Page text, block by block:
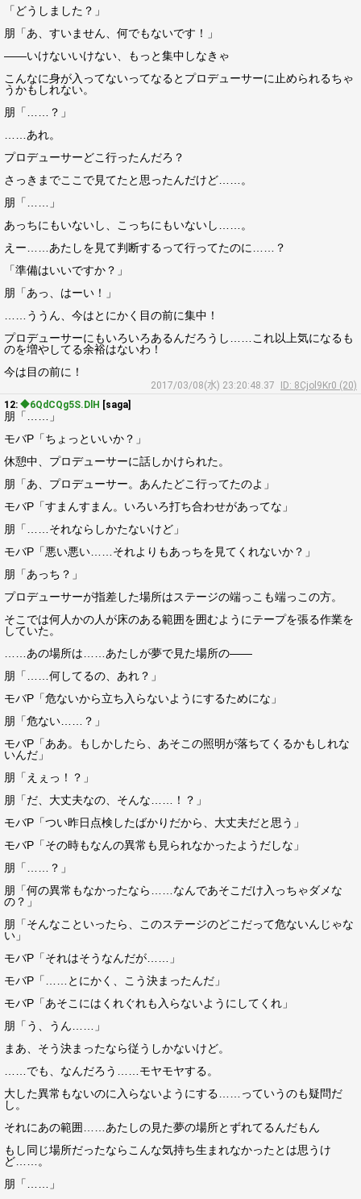
「どうしました？」
朋「あ、すいません、何でもないです！」
――いけないいけない、もっと集中しなきゃ
こんなに身が入ってないってなるとプロデューサーに止められるちゃ
うかもしれない。
朋「……？」
……あれ。
プロデューサーどこ行ったんだろ？
さっきまでここで見てたと思ったんだけど……。
朋「……」
あっちにもいないし、こっちにもいないし……。
えー……あたしを見て判断するって行ってたのに……？
「準備はいいですか？」
朋「あっ、はーい！」
……ううん、今はとにかく目の前に集中！
プロデューサーにもいろいろあるんだろうし……これ以上気になるも
のを増やしてる余裕はないわ！
今は目の前に！
2017/03/08(水) 23:20:48.37
ID: 8Cjol9Kr0 (20)
12: ◆6QdCQg5S.DlH [saga]
朋「……」
モバP「ちょっといいか？」
休憩中、プロデューサーに話しかけられた。
朋「あ、プロデューサー。あんたどこ行ってたのよ」
モバP「すまんすまん。いろいろ打ち合わせがあってな」
朋「……それならしかたないけど」
モバP「悪い悪い……それよりもあっちを見てくれないか？」
朋「あっち？」
プロデューサーが指差した場所はステージの端っこも端っこの方。
そこでは何人かの人が床のある範囲を囲むようにテープを張る作業を
していた。
……あの場所は……あたしが夢で見た場所の――
朋「……何してるの、あれ？」
モバP「危ないから立ち入らないようにするためにな」
朋「危ない……？」
モバP「ああ。もしかしたら、あそこの照明が落ちてくるかもしれな
いんだ」
朋「えぇっ！？」
朋「だ、大丈夫なの、そんな……！？」
モバP「つい昨日点検したばかりだから、大丈夫だと思う」
モバP「その時もなんの異常も見られなかったようだしな」
朋「……？」
朋「何の異常もなかったなら……なんであそこだけ入っちゃダメな
の？」
朋「そんなこといったら、このステージのどこだって危ないんじゃな
い」
モバP「それはそうなんだが……」
モバP「……とにかく、こう決まったんだ」
モバP「あそこにはくれぐれも入らないようにしてくれ」
朋「う、うん……」
まあ、そう決まったなら従うしかないけど。
……でも、なんだろう……モヤモヤする。
大した異常もないのに入らないようにする……っていうのも疑問だ
し。
それにあの範囲……あたしの見た夢の場所とずれてるんだもん
もし同じ場所だったならこんな気持ち生まれなかったとは思うけ
ど……。
朋「……」